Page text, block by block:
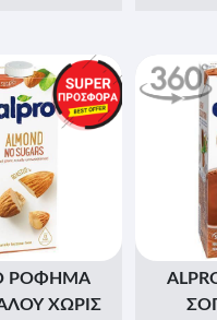
ΡΟΦΗΜΑ
ΧΩΡΙΣ